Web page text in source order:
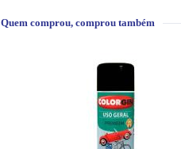
Quem comprou, comprou também